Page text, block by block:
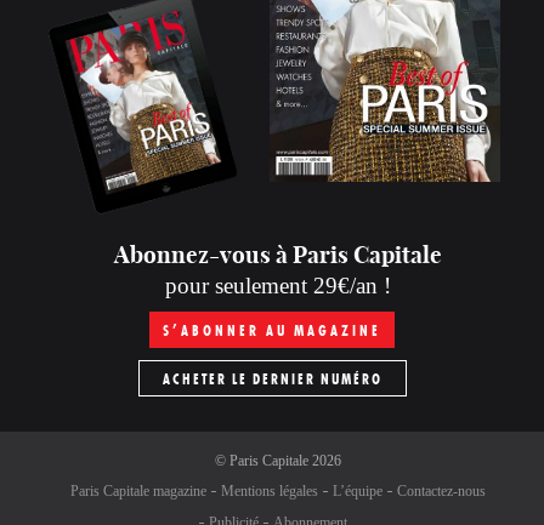
Abonnez-vous à Paris Capitale
pour seulement 29€/an !
S’ABONNER AU MAGAZINE
ACHETER LE DERNIER NUMÉRO
© Paris Capitale2026
Paris Capitale magazine
Mentions légales L’équipe
Contactez-nous